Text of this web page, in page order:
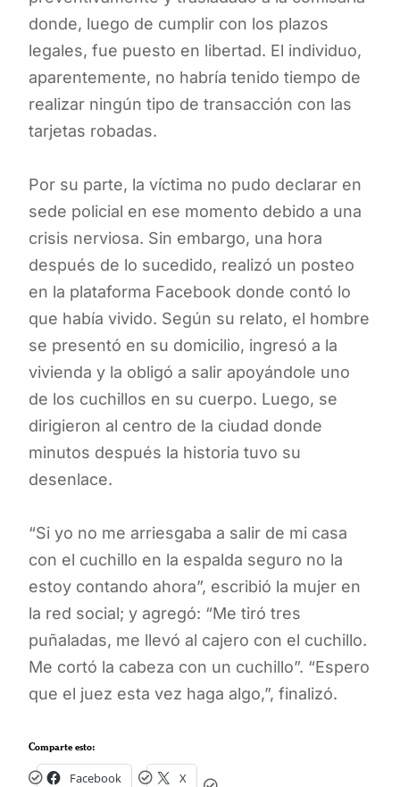
donde, luego de cumplir con los plazos
legales, fue puesto en libertad. El individuo,
aparentemente, no habría tenido tiempo de
realizar ningún tipo de transacción con las
tarjetas robadas.
Por su parte, la víctima no pudo declarar en
sede policial en ese momento debido a una
crisis nerviosa. Sin embargo, una hora
después de lo sucedido, realizó un posteo
en la plataforma Facebook donde contó lo
que había vivido. Según su relato, el hombre
se presentó en su domicilio, ingresó a la
vivienda y la obligó a salir apoyándole uno
de los cuchillos en su cuerpo. Luego, se
dirigieron al centro de la ciudad donde
minutos después la historia tuvo su
desenlace.
“Si yo no me arriesgaba a salir de mi casa
con el cuchillo en la espalda seguro no la
estoy contando ahora”, escribió la mujer en
la red social; y agregó: “Me tiró tres
puñaladas, me llevó al cajero con el cuchillo.
Me cortó la cabeza con un cuchillo”. “Espero
que el juez esta vez haga algo,”, finalizó.
Comparte esto:
Facebook X